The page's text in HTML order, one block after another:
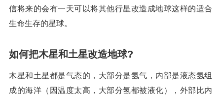
信将来的会有一天可以将其他行星改造成地球这样的适合
生命生存的星球。
如何把木星和土星改造地球?
木星和土星都是气态的，大部分是氢气，内部是液态氢组
成的海洋（因温度太高，大部分氢都被液化），外部比内